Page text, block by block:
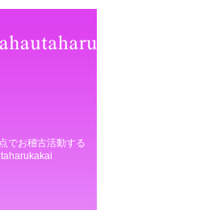
でお稽古活動する